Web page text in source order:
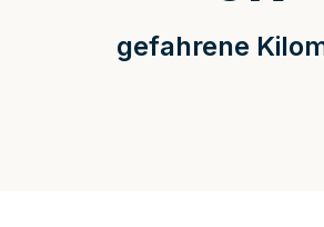
gefahrene